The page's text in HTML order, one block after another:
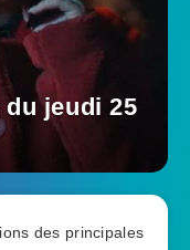
jeudi 25
des principales